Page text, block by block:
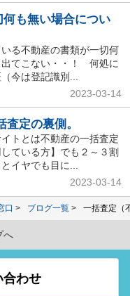
も無い場合につい
る不動産の書類が一切何
出てこない・・！ 何処に
今は登記識別...
2023-03-14
定の裏側。
トとは不動産の一括査定
ている方】でも２～３割
イヤでも目に...
2023-03-14
口 ブログ一覧 一括査定（
へ
合わせ